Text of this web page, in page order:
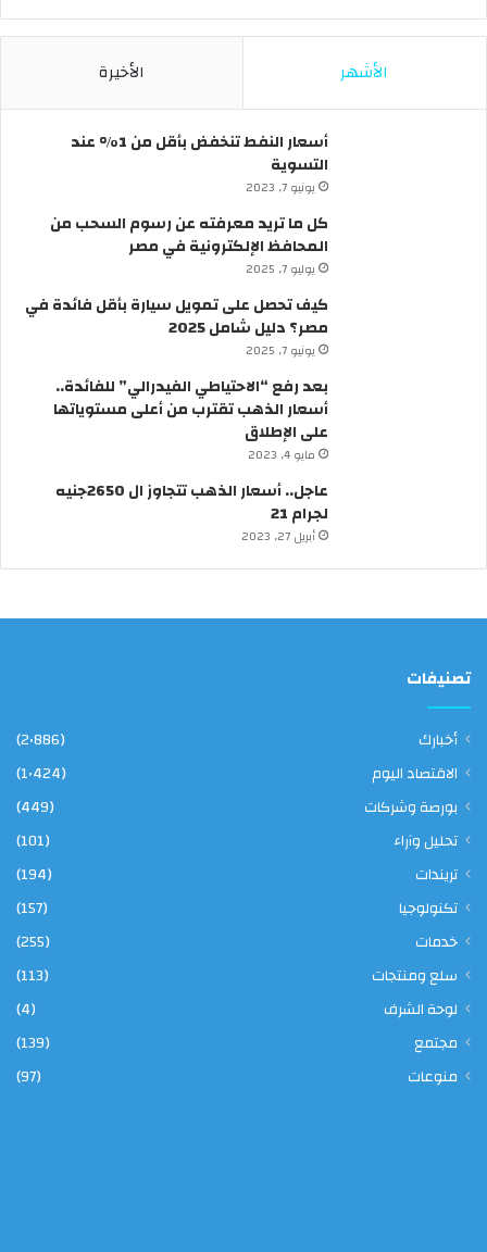
ب
الأشهر الأخيرة
أسعار النفط تنخفض بأقل من 1% عند
التسوية
يونيو 7, 2023
كل ما تريد معرفته عن رسوم السحب من
المحافظ الإلكترونية في مصر
يوليو 7, 2025
كيف تحصل على تمويل سيارة بأقل فائدة في
مصر؟ دليل شامل 2025
يونيو 7, 2025
بعد رفع “الاحتياطي الفيدرالي” للفائدة..
أسعار الذهب تقترب من أعلى مستوياتها
على الإطلاق
مايو 4, 2023
عاجل.. أسعار الذهب تتجاوز ال 2650جنيه
لجرام 21
أبريل 27, 2023
تصنيفات
أخبارك
(2٬886)
الاقتصاد اليوم
(1٬424)
بورصة وشركات
(449)
تحليل وآراء
(101)
تريندات
(194)
تكنولوجيا
(157)
خدمات
(255)
سلع ومنتجات
(113)
لوحة الشرف
(4)
مجتمع
(139)
منوعات
(97)